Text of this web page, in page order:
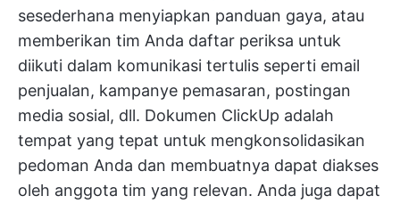
sesederhana menyiapkan panduan gaya, atau
memberikan tim Anda daftar periksa untuk
diikuti dalam komunikasi tertulis seperti email
penjualan, kampanye pemasaran, postingan
media sosial, dll. Dokumen ClickUp adalah
tempat yang tepat untuk mengkonsolidasikan
pedoman Anda dan membuatnya dapat diakses
oleh anggota tim yang relevan. Anda juga dapat